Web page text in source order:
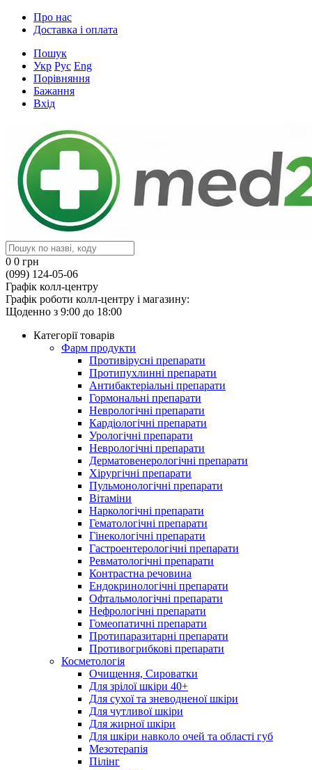
Про нас
Доставка і оплата
Пошук
Укр Рус Eng
Порівняння
Бажання
Вхід
0 0 грн
(099) 124-05-06
Графік колл-центру
Графік роботи колл-центру і магазину:
Щоденно з 9:00 до 18:00
Категорії товарів
Фарм продукти
Противірусні препарати
Протипухлинні препарати
Антибактеріальні препарати
Гормональні препарати
Неврологічні препарати
Кардіологічні препарати
Урологічні препарати
Неврологічні препарати
Дерматовенерологічні препарати
Хірургічні препарати
Пульмонологічні препарати
Вітаміни
Наркологічні препарати
Гематологічні препарати
Гінекологічні препарати
Гастроентерологічні препарати
Ревматологічні препарати
Контрастна речовина
Eндокринологічні препарати
Офтальмологічні препарати
Нефрологічні препарати
Гомеопатичні препарати
Протипаразитарні препарати
Противогрибкові препарати
Косметологія
Очищення, Сироватки
Для зрілої шкіри 40+
Для сухої та зневодненої шкіри
Для чутливої шкіри
Для жирної шкіри
Для шкіри навколо очей та області губ
Мезотерапія
Пілінг